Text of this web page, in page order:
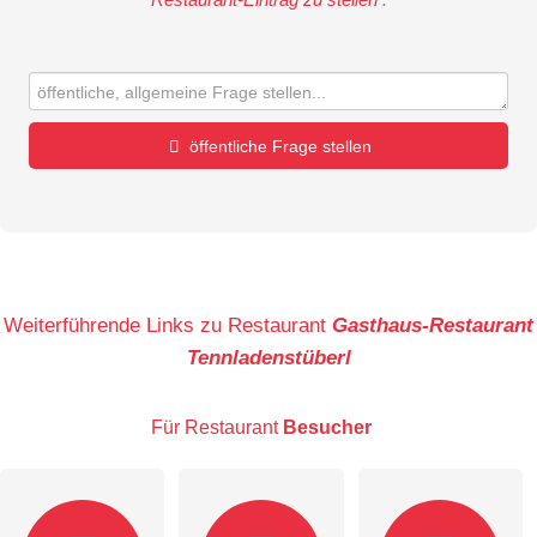
öffentliche Frage stellen
Weiterführende Links zu Restaurant Gasthaus-Restaurant
Tennladenstüberl
Für Restaurant Besucher